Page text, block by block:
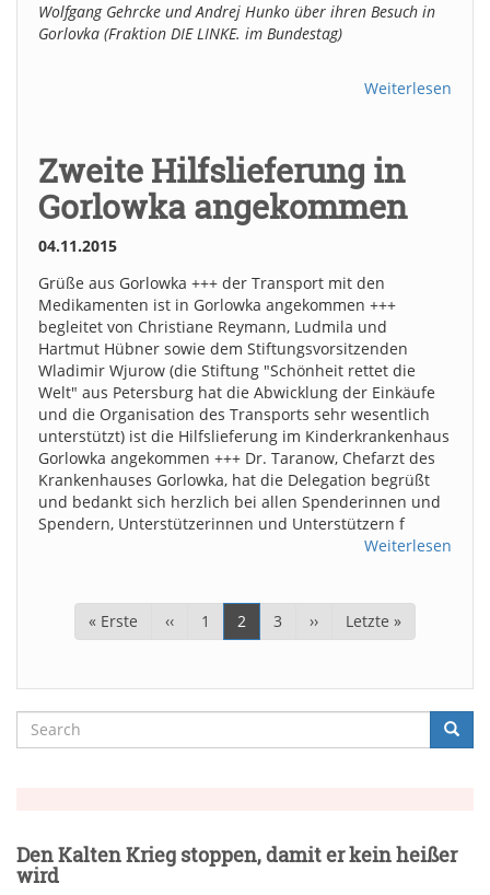
Wolfgang Gehrcke und Andrej Hunko über ihren Besuch in
Gorlovka (Fraktion DIE LINKE. im Bundestag)
Weiterlesen
Zweite Hilfslieferung in
Gorlowka angekommen
04.11.2015
Grüße aus Gorlowka +++ der Transport mit den
Medikamenten ist in Gorlowka angekommen +++
begleitet von Christiane Reymann, Ludmila und
Hartmut Hübner sowie dem Stiftungsvorsitzenden
Wladimir Wjurow (die Stiftung "Schönheit rettet die
Welt" aus Petersburg hat die Abwicklung der Einkäufe
und die Organisation des Transports sehr wesentlich
unterstützt) ist die Hilfslieferung im Kinderkrankenhaus
Gorlowka angekommen +++ Dr. Taranow, Chefarzt des
Krankenhauses Gorlowka, hat die Delegation begrüßt
und bedankt sich herzlich bei allen Spenderinnen und
Spendern, Unterstützerinnen und Unterstützern f
Weiterlesen
Seitennummerierung
Erste
Seite
« Erste
Vorherige
Seite
‹‹ Page
1
Aktuelle
Seite
2 Page
3
Nächste
Seite
››
Letzte
Seite
Letzte »
Suche
Search
Den Kalten Krieg stoppen, damit er kein heißer
wird